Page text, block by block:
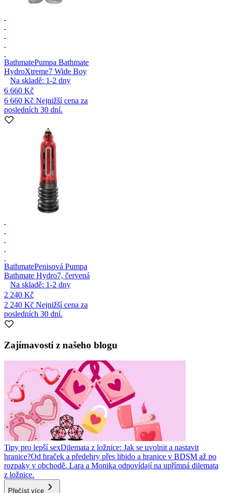
BathmatePumpa Bathmate
HydroXtreme7 Wide Boy
Na skladě: 1-2 dny
6 660 Kč
6 660 Kč Nejnižší cena za
posledních 30 dní.
BathmatePenisová Pumpa
Bathmate Hydro7, červená
Na skladě: 1-2 dny
2 240 Kč
2 240 Kč Nejnižší cena za
posledních 30 dní.
Zajímavosti z našeho blogu
Tipy pro lepší sexDilemata z ložnice: Jak se uvolnit a nastavit
hranice?Od hraček a předehry přes libido a hranice v BDSM až po
rozpaky v obchodě. Lara a Monika odpovídají na upřímná dilemata
z ložnice.
Přečíst více